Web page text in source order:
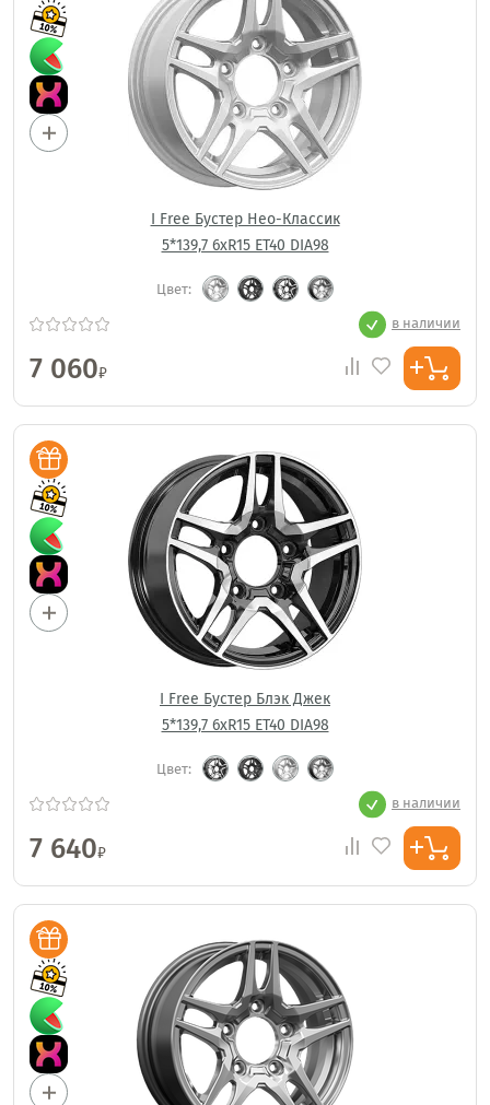
I Free Бустер Нео-Классик
5*139,7 6xR15 ET40 DIA98
Цвет:
в наличии
7 060₽
I Free Бустер Блэк Джек
5*139,7 6xR15 ET40 DIA98
Цвет:
в наличии
7 640₽